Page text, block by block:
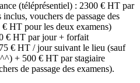
(téléprésentiel) : 2300 € HT par
vouchers de passage des
HT pour les deux examens)
€ HT par jour + forfait
€ HT / jour suivant le lieu (sauf
+ 500 € HT par stagiaire
de passage des examens).